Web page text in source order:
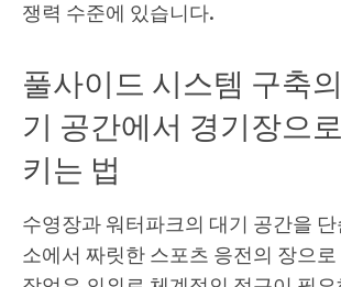
쟁력 수준에 있습니다.
풀사이드 시스템 구축
기 공간에서 경기장으
키는 법
수영장과 워터파크의 대기 공간을
소에서 짜릿한 스포츠 응전의 장으